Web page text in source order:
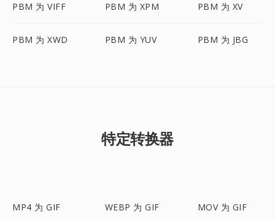
PBM 为 VIFF PBM 为 XPM PBM 为 XV
PBM 为 XWD PBM 为 YUV PBM 为 JBG
特定转换器
MP4 为 GIF WEBP 为 GIF MOV 为 GIF